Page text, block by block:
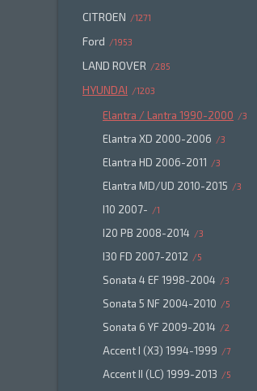
CITROEN 1271
Ford 1953
LAND ROVER 285
HYUNDAI 1203
Elantra / Lantra 1990-2000 3
Elantra XD 2000-2006 3
Elantra HD 2006-2011 3
Elantra MD/UD 2010-2015 3
I10 2007- 1
I20 PB 2008-2014 3
I30 FD 2007-2012 5
Sonata 4 EF 1998-2004 3
Sonata 5 NF 2004-2010 5
Sonata 6 YF 2009-2014 2
Accent I (X3) 1994-1999 7
Accent II (LC) 1999-2013 5